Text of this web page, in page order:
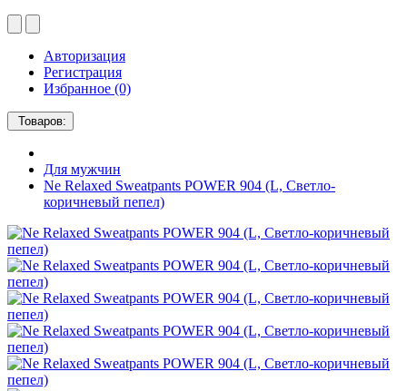
Авторизация
Регистрация
Избранное (0)
Товаров:
Для мужчин
Ne Relaxed Sweatpants POWER 904 (L, Светло-
коричневый пепел)